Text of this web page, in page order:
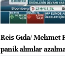
Reis Gıda/ Mehmet
panik alımlar